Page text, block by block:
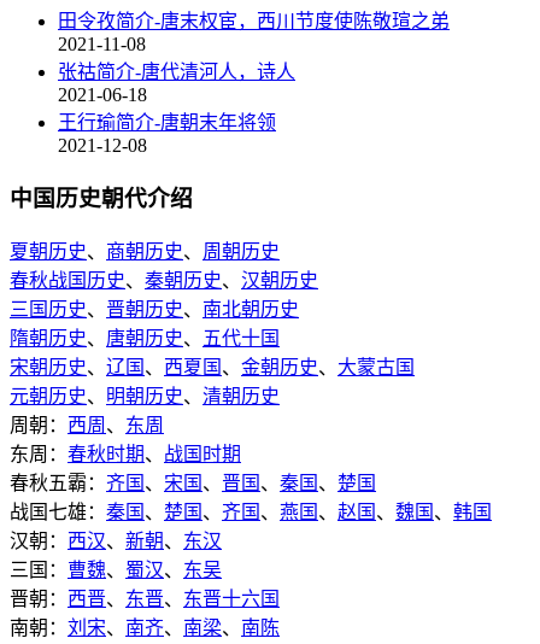
田令孜简介-唐末权宦，西川节度使陈敬瑄之弟
2021-11-08
张祜简介-唐代清河人，诗人
2021-06-18
王行瑜简介-唐朝末年将领
2021-12-08
中国历史朝代介绍
夏朝历史、 商朝历史、 周朝历史
春秋战国历史、 秦朝历史、 汉朝历史
三国历史、 晋朝历史、 南北朝历史
隋朝历史、 唐朝历史、
五代十国
宋朝历史、 辽国 、 西夏国 、 金朝历史、 大蒙古国
元朝历史、 明朝历史、 清朝历史
周朝： 西周 、 东周
东周： 春秋时期、 战国时期
春秋五霸： 齐国 、 宋国 、 晋国 、 秦国 、 楚国
战国七雄： 秦国 、 楚国 、 齐国 、 燕国 、 赵国 、 魏国 、 韩国
汉朝： 西汉、 新朝、 东汉
三国： 曹魏、 蜀汉、 东吴
晋朝： 西晋、 东晋、 东晋十六国
南朝： 刘宋、 南齐、 南梁、 南陈